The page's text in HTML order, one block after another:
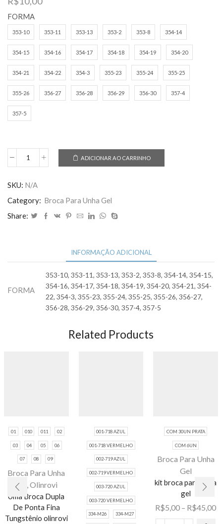
FORMA
353-10 353-11 353-13 353-2 353-8 354-14
354-15 354-16 354-17 354-18 354-19 354-20
354-21 354-22 354-3 355-23 355-24 355-25
355-26 356-27 356-28 356-29 356-30 357-4
357-5
broca
quantidade
ADICIONAR AO CARRINHO
SKU: N/A
Category: Broca Para Unha Gel
Share:
INFORMAÇÃO ADICIONAL
FORMA
353-10, 353-11, 353-13, 353-2, 353-8, 354-14, 354-15,
354-16, 354-17, 354-18, 354-19, 354-20, 354-21, 354-
22, 354-3, 355-23, 355-24, 355-25, 355-26, 356-27,
356-28, 356-29, 356-30, 357-4, 357-5
Related Products
01 010 011 02
03 04 05 06
07 08 09
Broca Para Unha
Gel ,Olinrovi
Uma Broca Dupla
De Ponta Fina
Tungstênio olinrovi
Este
produto
001-718 AZUL
001-718 VERMELHO
002-719 AZUL
002-719 VERMELHO
003-720 AZUL
003-720 VERMELHO
334-M26 334-M27
COM 30UN PRATA
COM 6UN
Broca Para Unha
Gel
kit broca para unha
gel
R$5,00 – R$45,00
Este
produto
tem várias
variantes.
As opções